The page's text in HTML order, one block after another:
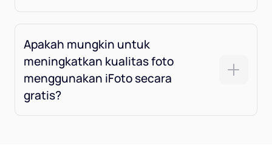
Apakah mungkin untuk
meningkatkan kualitas foto
menggunakan iFoto secara
gratis?